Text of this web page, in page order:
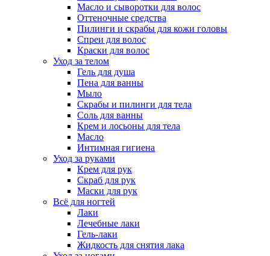
Масло и сыворотки для волос
Оттеночные средства
Пилинги и скрабы для кожи головы
Спреи для волос
Краски для волос
Уход за телом
Гель для душа
Пена для ванны
Мыло
Скрабы и пилинги для тела
Соль для ванны
Крем и лосьоны для тела
Масло
Интимная гигиена
Уход за руками
Крем для рук
Скраб для рук
Маски для рук
Всё для ногтей
Лаки
Лечебные лаки
Гель-лаки
Жидкость для снятия лака